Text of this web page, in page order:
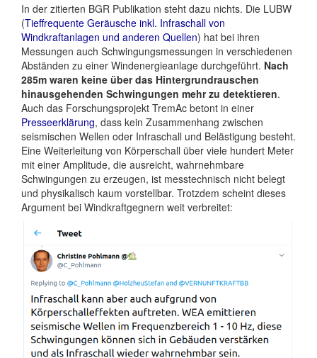
In der zitierten BGR Publikation steht dazu nichts. Die LUBW
(Tieffrequente Geräusche inkl. Infraschall von
Windkraftanlagen und anderen Quellen) hat bei ihren
Messungen auch Schwingungsmessungen in verschiedenen
Abständen zu einer Windenergieanlage durchgeführt. Nach
285m waren keine über das Hintergrundrauschen
hinausgehenden Schwingungen mehr zu detektieren.
Auch das Forschungsprojekt TremAc betont in einer
Presseerklärung, dass kein Zusammenhang zwischen
seismischen Wellen oder Infraschall und Belästigung besteht.
Eine Weiterleitung von Körperschall über viele hundert Meter
mit einer Amplitude, die ausreicht, wahrnehmbare
Schwingungen zu erzeugen, ist messtechnisch nicht belegt
und physikalisch kaum vorstellbar. Trotzdem scheint dieses
Argument bei Windkraftgegnern weit verbreitet: